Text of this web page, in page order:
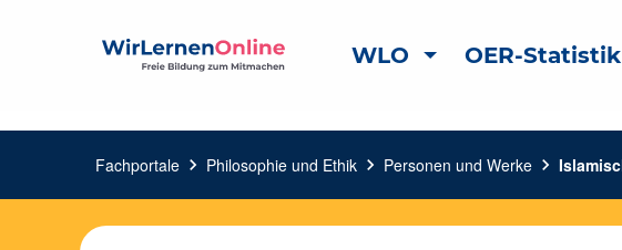
WLO OER-Statistik
Fachportale chevron_right Philosophie und Ethik chevron_right Personen und Werke chevron_right